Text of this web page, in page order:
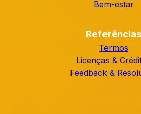
Bem-estar
Referências
Termos
Licenças &
Feedback &